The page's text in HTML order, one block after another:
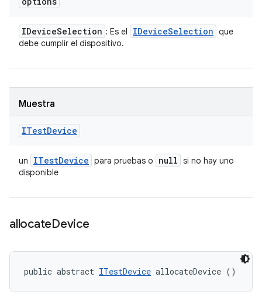
IDeviceSelection : Es el IDeviceSelection que
debe cumplir el dispositivo.
Muestra
ITestDevice
un ITestDevice para pruebas o null si no hay uno
disponible
allocateDevice
public abstract ITestDevice allocateDevice ()